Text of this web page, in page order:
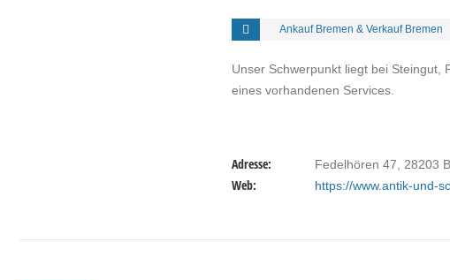
Ankauf Bremen & Verkauf Bremen
Unser Schwerpunkt liegt bei Steingut,
eines vorhandenen Services.
Adresse: Fedelhören 47, 28203
Web: https://www.antik-und-